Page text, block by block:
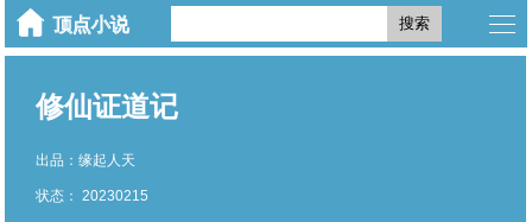
搜索
修仙证道记
出品：缘起人天
状态： 20230215